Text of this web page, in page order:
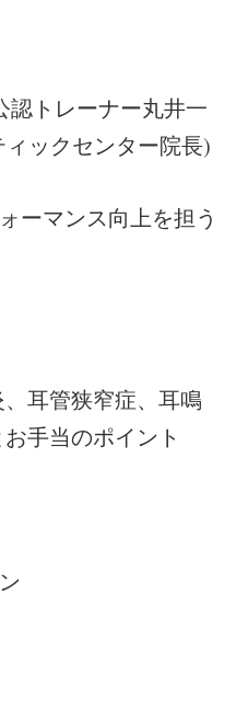
認トレーナー丸井一
ックセンター院長)
ーマンス向上を担う
耳管狭窄症、耳鳴
手当のポイント